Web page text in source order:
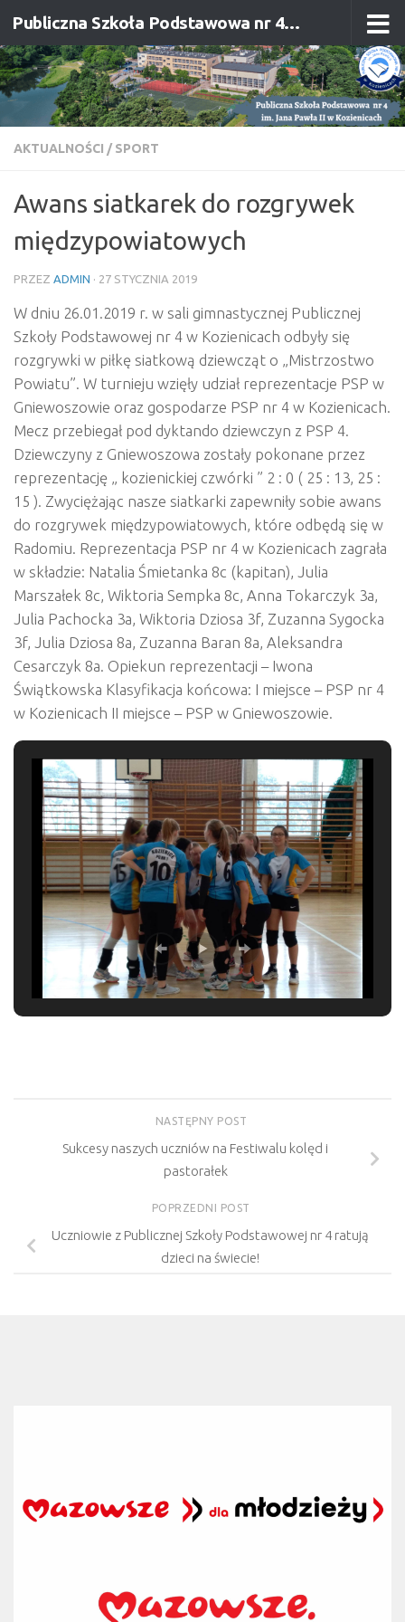
Przejdź do treści Publiczna Szkoła Podstawowa nr 4 im. Jana Pawła II w Kozienicach
AKTUALNOŚCI / SPORT
Awans siatkarek do rozgrywek
międzypowiatowych
PRZEZ ADMIN · 27 STYCZNIA 2019
W dniu 26.01.2019 r. w sali gimnastycznej Publicznej
Szkoły Podstawowej nr 4 w Kozienicach odbyły się
rozgrywki w piłkę siatkową dziewcząt o „Mistrzostwo
Powiatu”. W turnieju wzięły udział reprezentacje PSP w
Gniewoszowie oraz gospodarze PSP nr 4 w Kozienicach.
Mecz przebiegał pod dyktando dziewczyn z PSP 4.
Dziewczyny z Gniewoszowa zostały pokonane przez
reprezentację „ kozienickiej czwórki ” 2 : 0 ( 25 : 13, 25 :
15 ). Zwyciężając nasze siatkarki zapewniły sobie awans
do rozgrywek międzypowiatowych, które odbędą się w
Radomiu. Reprezentacja PSP nr 4 w Kozienicach zagrała
w składzie: Natalia Śmietanka 8c (kapitan), Julia
Marszałek 8c, Wiktoria Sempka 8c, Anna Tokarczyk 3a,
Julia Pachocka 3a, Wiktoria Dziosa 3f, Zuzanna Sygocka
3f, Julia Dziosa 8a, Zuzanna Baran 8a, Aleksandra
Cesarczyk 8a. Opiekun reprezentacji – Iwona
Świątkowska Klasyfikacja końcowa: I miejsce – PSP nr 4
w Kozienicach II miejsce – PSP w Gniewoszowie.
NASTĘPNY POST
Sukcesy naszych uczniów na Festiwalu kolęd i
pastorałek
POPRZEDNI POST
Uczniowie z Publicznej Szkoły Podstawowej nr 4 ratują
dzieci na świecie!